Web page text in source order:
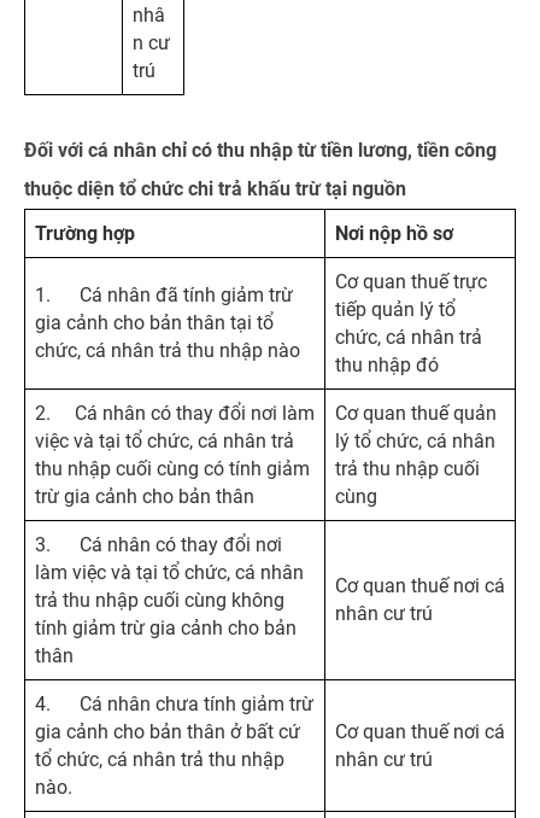
nhâ
n cư
trú
Đối với cá nhân chỉ có thu nhập từ tiền lương, tiền công
thuộc diện tổ chức chi trả khấu trừ tại nguồn
Trường hợp
Nơi nộp hồ sơ
1. Cá nhân đã tính giảm trừ
gia cảnh cho bản thân tại tổ
chức, cá nhân trả thu nhập nào
Cơ quan thuế trực
tiếp quản lý tổ
chức, cá nhân trả
thu nhập đó
2. Cá nhân có thay đổi nơi làm
việc và tại tổ chức, cá nhân trả
thu nhập cuối cùng có tính giảm
trừ gia cảnh cho bản thân
Cơ quan thuế quản
lý tổ chức, cá nhân
trả thu nhập cuối
cùng
3. Cá nhân có thay đổi nơi
làm việc và tại tổ chức, cá nhân
trả thu nhập cuối cùng không
tính giảm trừ gia cảnh cho bản
thân
Cơ quan thuế nơi cá
nhân cư trú
4. Cá nhân chưa tính giảm trừ
gia cảnh cho bản thân ở bất cứ
tổ chức, cá nhân trả thu nhập
nào.
Cơ quan thuế nơi cá
nhân cư trú